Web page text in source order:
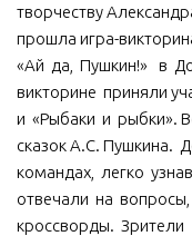
Учредительные
Правовая база
Противодействие
Учреждения
МБУ Дом культуры
творчеству
прошла игра-
«Ай да, Пушкин!»
в
викторине приняли
и «Рыбаки и рыбки».
сказок А.С. Пушкина.
командах, легко
отвечали на
кроссворды.